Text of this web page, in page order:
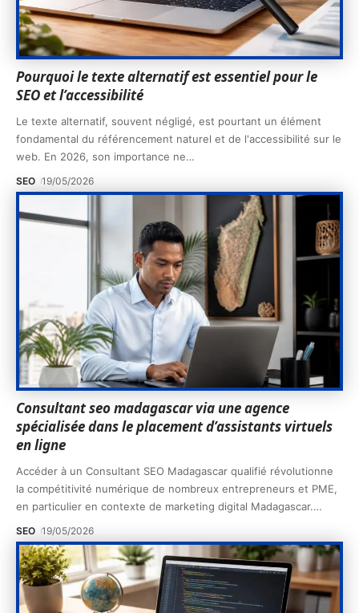
Pourquoi le texte alternatif est essentiel pour le
SEO et l’accessibilité
Le texte alternatif, souvent négligé, est pourtant un élément
fondamental du référencement naturel et de l'accessibilité sur le
web. En 2026, son importance ne…
SEO 19/05/2026
Consultant seo madagascar via une agence
spécialisée dans le placement d’assistants virtuels
en ligne
Accéder à un Consultant SEO Madagascar qualifié révolutionne
la compétitivité numérique de nombreux entrepreneurs et PME,
en particulier en contexte de marketing digital Madagascar.…
SEO 19/05/2026